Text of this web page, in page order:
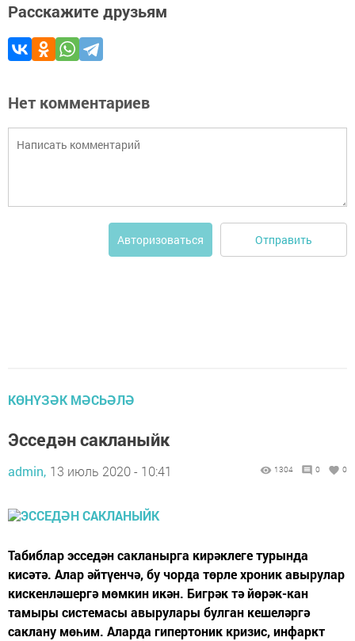
Расскажите друзьям
Нет комментариев
Авторизоваться Отправить
КӨНҮЗӘК МӘСЬӘЛӘ
Эсседән сакланыйк
admin, 13 июль 2020 - 10:41 1304 0 0
Табиблар эсседән сакланырга кирәклеге турында
кисәтә. Алар әйтүенчә, бу чорда төрле хроник авырулар
кискенләшергә мөмкин икән. Бигрәк тә йөрәк-кан
тамыры системасы авырулары булган кешеләргә
саклану мөһим. Аларда гипертоник кризис, инфаркт